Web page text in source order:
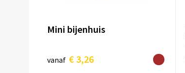
Mini bijenhuis
vanaf € 3,26